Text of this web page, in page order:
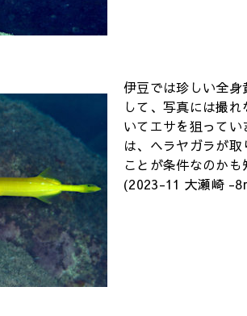
伊豆では珍しい全
して、写真には撮
いてエサを狙って
は、ヘラヤガラが
ことが条件なのかも
(2023-11 大瀬崎 -